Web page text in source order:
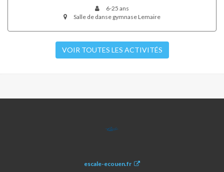
6-25 ans
Salle de danse gymnase Lemaire
VOIR TOUTES LES ACTIVITÉS
ESCALE
escale-ecouen.fr